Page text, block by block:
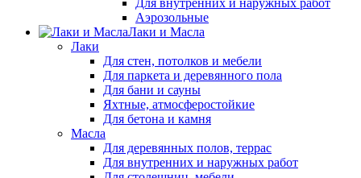
Для внутренних и наружных работ
Аэрозольные
Лаки и Масла
Лаки
Для стен, потолков и мебели
Для паркета и деревянного пола
Для бани и сауны
Яхтные, атмосферостойкие
Для бетона и камня
Масла
Для деревянных полов, террас
Для внутренних и наружных работ